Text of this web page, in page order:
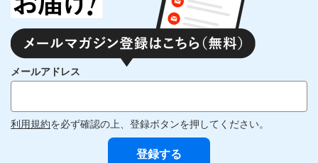
メールアドレス
利用規約を必ず確認の上、登録ボタンを押してください。